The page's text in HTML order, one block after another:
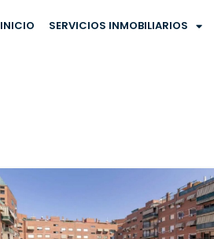
INICIO SERVICIOS INMOBILIARIOS